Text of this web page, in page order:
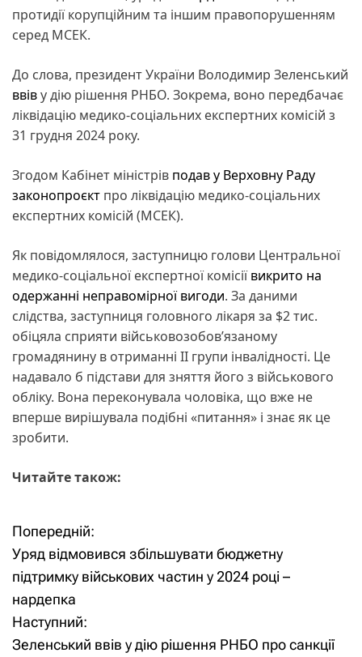
протидії корупційним та іншим правопорушенням
серед МСЕК.
До слова, президент України Володимир Зеленський
ввіву дію рішення РНБО. Зокрема, воно передбачає
ліквідацію медико-соціальних експертних комісій з
31 грудня 2024 року.
Згодом Кабінет міністрів подав у Верховну Раду
законопроєкт про ліквідацію медико-соціальних
експертних комісій (МСЕК).
Як повідомлялося, заступницю голови Центральної
медико-соціальної експертної комісіївикрито на
одержанні неправомірної вигоди. За даними
слідства, заступниця головного лікаря за $2 тис.
обіцяла сприяти військовозобов’язаному
громадянину в отриманні ІІ групи інвалідності. Це
надавало б підстави для зняття його з військового
обліку. Вона переконувала чоловіка, що вже не
вперше вирішувала подібні «питання» і знає як це
зробити.
Читайте також:
Н
а
в
і
Попередній:
Уряд відмовився збільшувати бюджетну
підтримку військових частин у 2024 році –
нардепка
Наступний:
Зеленський ввів у дію рішення РНБО про санкції